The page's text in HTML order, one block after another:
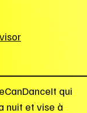
qui
nuit et vise à